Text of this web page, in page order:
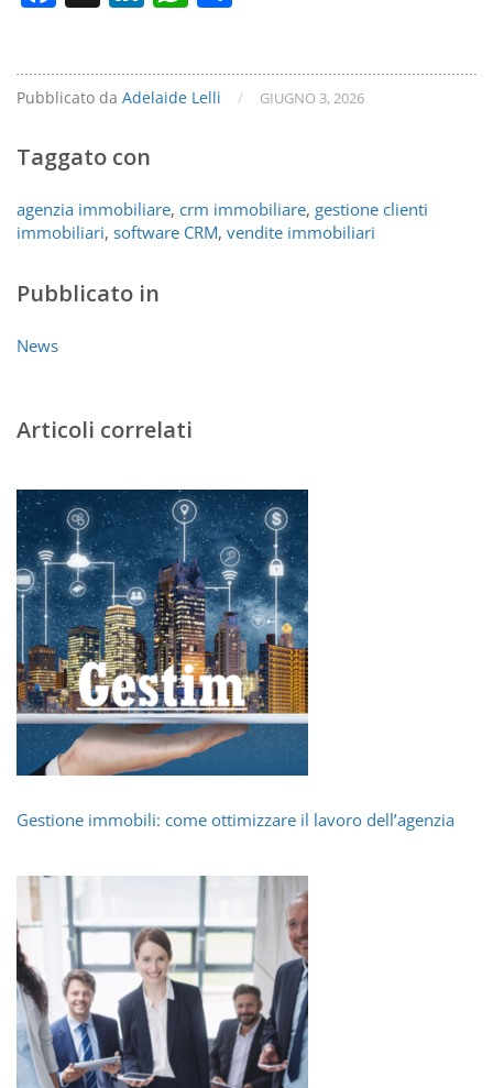
Pubblicato da Adelaide Lelli / GIUGNO 3, 2026
Taggato con
agenzia immobiliare, crm immobiliare, gestione clienti
immobiliari, software CRM, vendite immobiliari
Pubblicato in
News
Articoli correlati
Gestione immobili: come ottimizzare il lavoro dell’agenzia